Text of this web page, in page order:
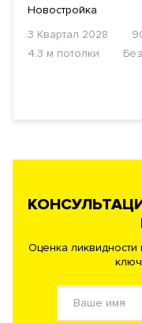
Новостройка
3 Квартал 2028
4.3 м потолки
Оценка